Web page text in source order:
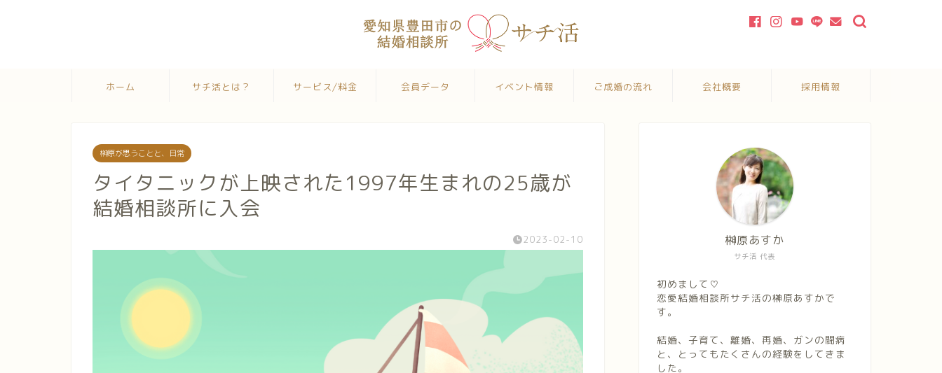
ホーム サチ活とは？ サービス/料金 会員データ イベント情報 ご成婚の流れ 会社概要 採用情報
榊原が思うことと、日常
タイタニックが上映された1997年生まれの25歳が
結婚相談所に入会
2023-02-10
サチ活 代表
榊原あすか
初めまして♡
恋愛結婚相談所サチ活の榊原あすかで
す。
結婚、子育て、離婚、再婚、ガンの闘病
と、とってもたくさんの経験をしてきま
した。